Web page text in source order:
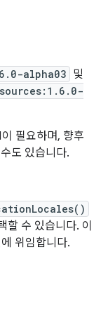
alpha03 및
필요하며, 향후
도 있습니다.
할 수 있습니다. 이
위임합니다.